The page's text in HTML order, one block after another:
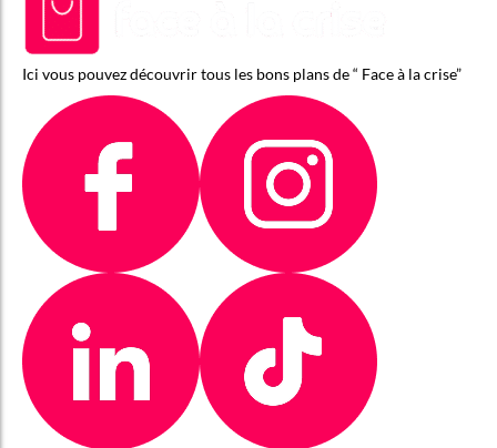
Ici vous pouvez découvrir tous les bons plans de “ Face à la crise”